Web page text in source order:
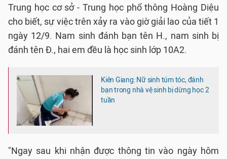
Trung học cơ sở - Trung học phổ thông Hoàng Diệu
cho biết, sự việc trên xảy ra vào giờ giải lao của tiết 1
ngày 12/9. Nam sinh đánh bạn tên H., nam sinh bị
đánh tên Đ., hai em đều là học sinh lớp 10A2.
Kiên Giang: Nữ sinh túm tóc, đánh
bạn trong nhà vệ sinh bị dừng học 2
tuần
"Ngay sau khi nhận được thông tin vào ngày hôm